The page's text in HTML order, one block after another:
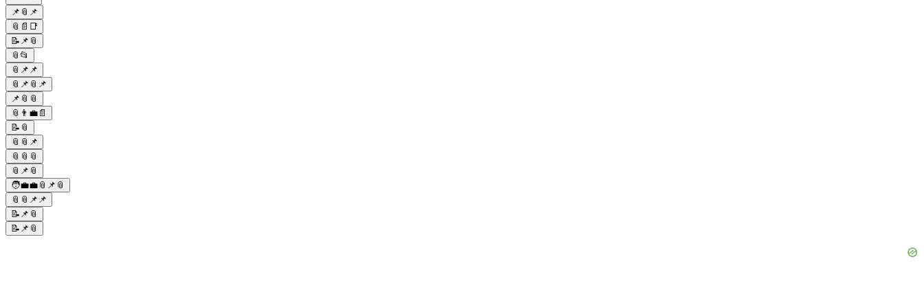
📌📎📌
📎📄📑
📝📌📎
📎📂
📎📌📌
📎📌📎📌
📌📎📎
📎👨‍💼📄
📝📎
📎📎📌
📎📎📎
📎📌📎
🧑‍💼💼📎📌📎
📎📎📌📌
📝📌📎
📝📌📎